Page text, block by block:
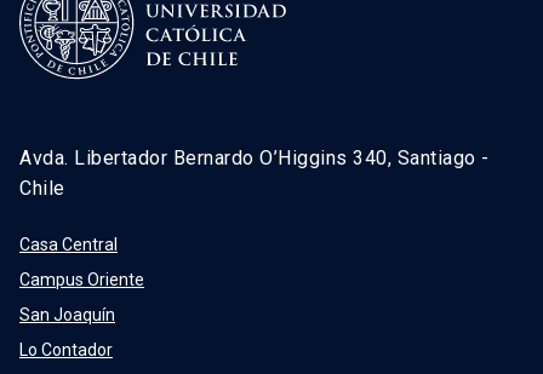
Avda. Libertador Bernardo O’Higgins 340, Santiago -
Chile
Casa Central
Campus Oriente
San Joaquín
Lo Contador